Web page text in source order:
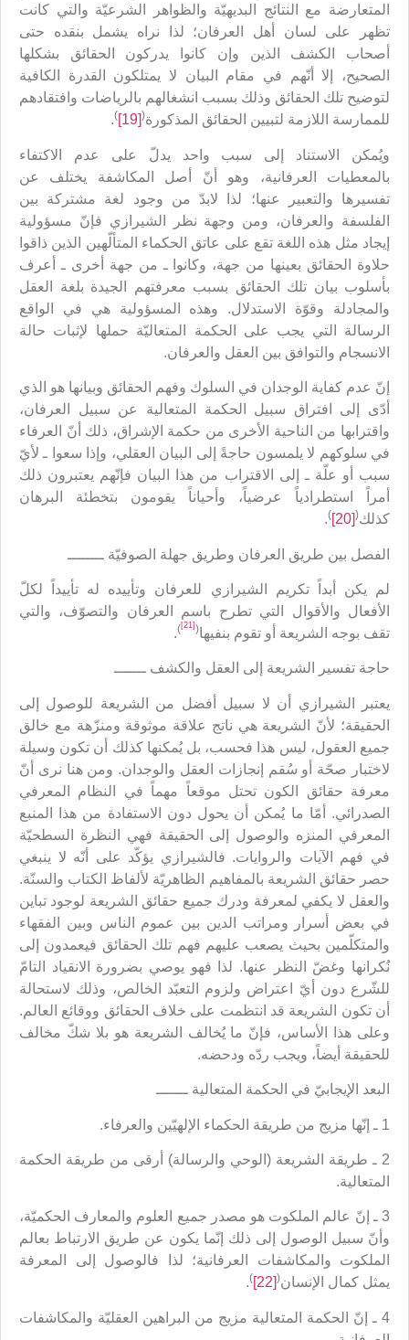
المتعارضة مع النتائج البديهيّة والظواهر الشرعيّة والتي كانت
تظهر على لسان أهل العرفان؛ لذا نراه يشمل بنقده حتى
أصحاب الكشف الذين وإن كانوا يدركون الحقائق بشكلها
الصحيح، إلا أنّهم في مقام البيان لا يمتلكون القدرة الكافية
لتوضيح تلك الحقائق وذلك بسبب انشغالهم بالرياضات وافتقادهم
للممارسة اللازمة لتبيين الحقائق المذكورة(
[19]
)
.
ويُمكن الاستناد إلى سبب واحد يدلّ على عدم الاكتفاء
بالمعطيات العرفانية، وهو أنّ أصل المكاشفة يختلف عن
تفسيرها والتعبير عنها؛ لذا لابدّ من وجود لغة مشتركة بين
الفلسفة والعرفان، ومن وجهة نظر الشيرازي فإنّ مسؤولية
إيجاد مثل هذه اللغة تقع على عاتق الحكماء المتألّهين الذين ذاقوا
حلاوة الحقائق بعينها من جهة، وكانوا ـ من جهة أخرى ـ أعرف
بأسلوب بيان تلك الحقائق بسبب معرفتهم الجيدة بلغة العقل
والمجادلة وقوّة الاستدلال. وهذه المسؤولية هي في الواقع
الرسالة التي يجب على الحكمة المتعاليّة حملها لإثبات حالة
الانسجام والتوافق بين العقل والعرفان.
إنّ عدم كفاية الوجدان في السلوك وفهم الحقائق وبيانها هو الذي
أدّى إلى افتراق سبيل الحكمة المتعالية عن سبيل العرفان،
واقترابها من الناحية الأخرى من حكمة الإشراق، ذلك أنّ العرفاء
في سلوكهم لا يلمسون حاجةً إلى البيان العقلي، وإذا سعوا ـ لأيّ
سبب أو علّة ـ إلى الاقتراب من هذا البيان فإنّهم يعتبرون ذلك
أمراً استطرادياً عرضياً، وأحياناً يقومون بتخطئة البرهان
كذلك(
[20]
)
.
الفصل بين طريق العرفان وطريق جهلة الصوفيّة ــــــــ
لم يكن أبداً تكريم الشيرازي للعرفان وتأييده له تأييداً لكلّ
الأفعال والأقوال التي تطرح باسم العرفان والتصوّف، والتي
تقف بوجه الشريعة أو تقوم بنفيها(
[21]
)
.
حاجة تفسير الشريعة إلى العقل والكشف ـــــــ
يعتبر الشيرازي أن لا سبيل أفضل من الشريعة للوصول إلى
الحقيقة؛ لأنّ الشريعة هي ناتج علاقة موثوقة ومنزّهة مع خالق
جميع العقول، ليس هذا فحسب، بل يُمكنها كذلك أن تكون وسيلة
لاختبار صحّة أو سُقم إنجازات العقل والوجدان. ومن هنا نرى أنّ
معرفة حقائق الكون تحتل موقعاً مهماً في النظام المعرفي
الصدرائي. أمّا ما يُمكن أن يحول دون الاستفادة من هذا المنبع
المعرفي المنزه والوصول إلى الحقيقة فهي النظرة السطحيّة
في فهم الآيات والروايات. فالشيرازي يؤكّد على أنّه لا ينبغي
حصر حقائق الشريعة بالمفاهيم الظاهريّة لألفاظ الكتاب والسنّة.
والعقل لا يكفي لمعرفة ودرك جميع حقائق الشريعة لوجود تباين
في بعض أسرار ومراتب الدين بين عموم الناس وبين الفقهاء
والمتكلّمين بحيث يصعب عليهم فهم تلك الحقائق فيعمدون إلى
نُكرانها وغضّ النظر عنها. لذا فهو يوصي بضرورة الانقياد التامّ
للشّرع دون أيّ اعتراض ولزوم التعبّد الخالص، وذلك لاستحالة
أن تكون الشريعة قد انتظمت على خلاف الحقائق ووقائع العالم.
وعلى هذا الأساس، فإنّ ما يُخالف الشريعة هو بلا شكّ مخالف
للحقيقة أيضاً، ويجب ردّه ودحضه.
البعد الإيجابيّ في الحكمة المتعالية ـــــــ
1 ـ إنّها مزيج من طريقة الحكماء الإلهيّين والعرفاء.
2 ـ طريقة الشريعة (الوحي والرسالة) أرقى من طريقة الحكمة
المتعالية.
3 ـ إنّ عالم الملكوت هو مصدر جميع العلوم والمعارف الحكميّة،
وأنّ سبيل الوصول إلى ذلك إنّما يكون عن طريق الارتباط بعالم
الملكوت والمكاشفات العرفانية؛ لذا فالوصول إلى المعرفة
يمثل كمال الإنسان(
[22]
)
.
4 ـ إنّ الحكمة المتعالية مزيج من البراهين العقليّة والمكاشفات